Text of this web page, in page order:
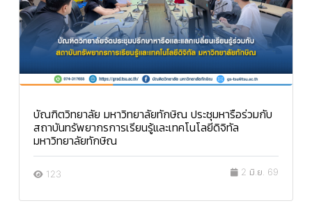
บัณฑิตวิทยาลัย มหาวิทยาลัยทักษิณ ประชุมหารือร่วมกับ
สถาบันทรัพยากรการเรียนรู้และเทคโนโลยีดิจิทัล
มหาวิทยาลัยทักษิณ
123 2 มิ.ย. 69